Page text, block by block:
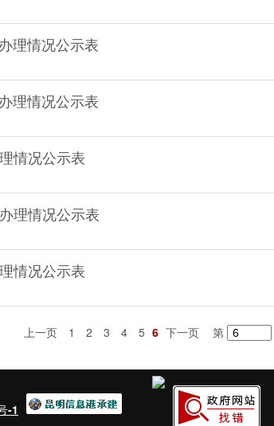
理情况公示表
理情况公示表
情况公示表
理情况公示表
情况公示表
上一页 1 2 3 4 5 6 下一页 第
-1